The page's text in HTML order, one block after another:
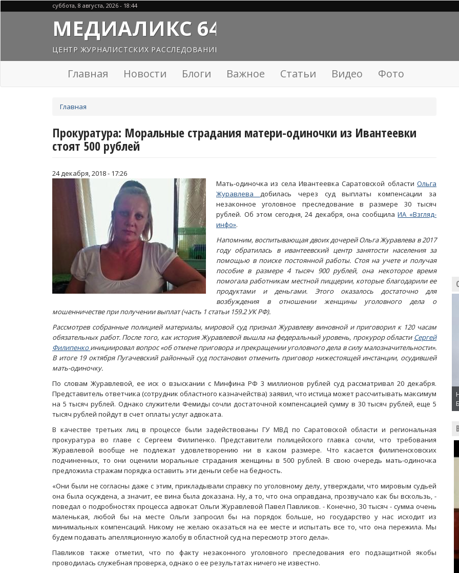
суббота, 8 августа, 2026 - 18:44
МЕДИАЛИКС 64
ЦЕНТР ЖУРНАЛИСТСКИХ РАССЛЕДОВАНИЙ
Главная Новости Блоги Важное Статьи Видео Фото
здесь
Главная
Прокуратура: Моральные страдания матери-одиночки из Ивантеевки
стоят 500 рублей
24 декабря, 2018 - 17:26
Мать-одиночка из села Ивантеевка Саратовской области Ольга
Журавлева добилась через суд выплаты компенсации за
незаконное уголовное преследование в размере 30 тысяч
рублей. Об этом сегодня, 24 декабря, она сообщилаИА «Взгляд-
инфо».
Напомним, воспитывающая двоих дочерей Ольга Журавлева в 2017
году обратилась в ивантеевский центр занятости населения за
помощью в поиске постоянной работы. Стоя на учете и получая
пособие в размере 4 тысяч 900 рублей, она некоторое время
помогала работникам местной пиццерии, которые благодарили ее
продуктами и деньгами. Этого оказалось достаточно для
возбуждения в отношении женщины уголовного дела о
мошенничестве при получении выплат (часть 1 статьи 159.2 УК РФ).
Рассмотрев собранные полицией материалы, мировой суд признал Журавлеву виновной и приговорил к 120 часам
обязательных работ. После того, как история Журавлевой вышла на федеральный уровень, прокурор области Сергей
Филипенкоинициировал вопрос «об отмене приговора и прекращении уголовного дела в силу малозначительности».
В итоге 19 октября Пугачевский районный суд постановил отменить приговор нижестоящей инстанции, осудившей
мать-одиночку.
По словам Журавлевой, ее иск о взыскании с Минфина РФ 3 миллионов рублей суд рассматривал 20 декабря.
Представитель ответчика (сотрудник областного казначейства) заявил, что истица может рассчитывать максимум
на 5 тысяч рублей. Однако служители Фемиды сочли достаточной компенсацией сумму в 30 тысяч рублей, еще 5
тысяч рублей пойдут в счет оплаты услуг адвоката.
В качестве третьих лиц в процессе были задействованы ГУ МВД по Саратовской области и региональная
прокуратура во главе с Сергеем Филипенко. Представители полицейского главка сочли, что требования
Журавлевой вообще не подлежат удовлетворению ни в каком размере. Что касается филипенсковских
подчиненных, то они оценили моральные страдания женщины в 500 рублей. В свою очередь мать-одиночка
предложила стражам порядка оставить эти деньги себе на бедность.
«Они были не согласны даже с этим, прикладывали справку по уголовному делу, утверждали, что мировым судьей
она была осуждена, а значит, ее вина была доказана. Ну, а то, что она оправдана, прозвучало как бы вскользь, -
поведал о подробностях процесса адвокат Ольги Журавлевой Павел Павликов. - Конечно, 30 тысяч - сумма очень
маленькая, любой бы на месте Ольги запросил бы на порядок больше, но государство у нас исходит из
минимальных компенсаций. Никому не желаю оказаться на ее месте и испытать все то, что она пережила. Мы
будем подавать апелляционную жалобу в областной суд на пересмотр этого дела».
Павликов также отметил, что по факту незаконного уголовного преследования его подзащитной якобы
проводилась служебная проверка, однако о ее результатах ничего не известно.